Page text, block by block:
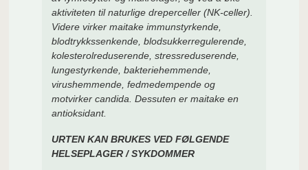
aktiviteten til naturlige dreperceller (NK-celler).
Videre virker maitake immunstyrkende,
blodtrykkssenkende, blodsukkerregulerende,
kolesterolreduserende, stressreduserende,
lungestyrkende, bakteriehemmende,
virushemmende, fedmedempende og
motvirker candida. Dessuten er maitake en
antioksidant.
URTEN KAN BRUKES VED FØLGENDE
HELSEPLAGER / SYKDOMMER